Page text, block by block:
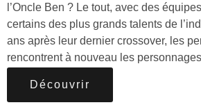
l’Oncle Ben ? Le tout, avec des
certains des plus grands talents de
ans après leur dernier crossover, les
rencontrent à nouveau les
Découvrir